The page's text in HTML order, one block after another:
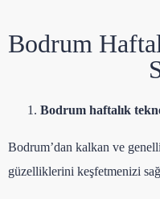
Bodrum
Bodrum haftalık
Bodrum’dan kalkan ve
güzelliklerini keşfetmenizi